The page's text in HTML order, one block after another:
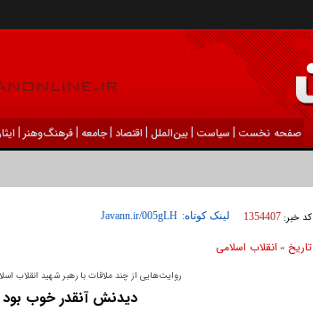
صفحه نخست | سیاست |بين‌الملل | اقتصاد |جامعه |فرهنگ‌و‌هنر |
کد خبر: 1354407 لینک کوتاه:
تاریخ » انقلاب اسلامی
روایت‌هایی از چند ملاقات با رهبر شهید انقلاب
دیدنش آنقدر خوب بود